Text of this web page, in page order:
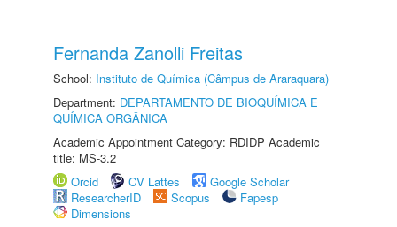
Fernanda Zanolli Freitas
School: Instituto de Química (Câmpus de Araraquara)
Department: DEPARTAMENTO DE BIOQUÍMICA E
QUÍMICA ORGÂNICA
Academic Appointment Category: RDIDP Academic
title: MS-3.2
Orcid
CV Lattes
Google Scholar
ResearcherID
Scopus
Fapesp
Dimensions